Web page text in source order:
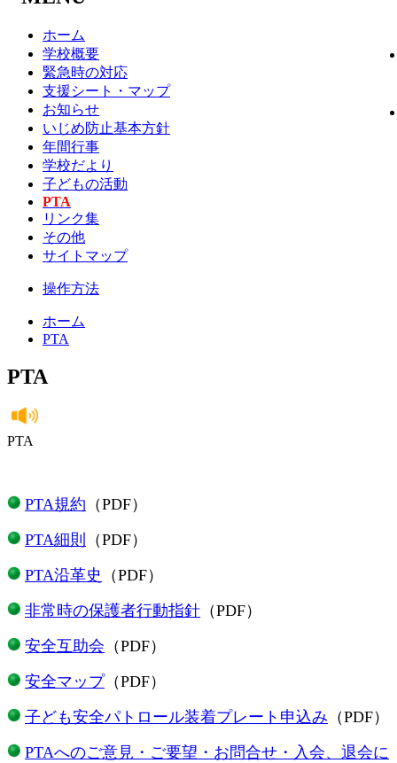
ホーム
学校概要
緊急時の対応
支援シート・マップ
お知らせ
いじめ防止基本方針
年間行事
学校だより
子どもの活動
PTA
リンク集
その他
サイトマップ
操作方法
ホーム
PTA
PTA
PTA
PTA規約 （PDF）
PTA細則
（PDF）
PTA沿革史
（PDF）
非常時の保護者行動指針 （PDF）
安全互助会 （PDF）
安全マップ（PDF）
子ども安全パトロール装着プレート申込み （PDF）
PTAへのご意見・ご要望・お問合せ・入会、退会に